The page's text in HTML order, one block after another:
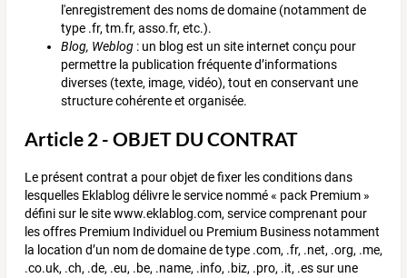
l'enregistrement des noms de domaine (notamment de
type .fr, tm.fr, asso.fr, etc.).
Blog, Weblog: un blog est un site internet conçu pour
permettre la publication fréquente d’informations
diverses (texte, image, vidéo), tout en conservant une
structure cohérente et organisée.
Article 2 - OBJET DU CONTRAT
Le présent contrat a pour objet de fixer les conditions dans
lesquelles Eklablog délivre le service nommé « pack Premium »
défini sur le site www.eklablog.com, service comprenant pour
les offres Premium Individuel ou Premium Business notamment
la location d’un nom de domaine de type .com, .fr, .net, .org, .me,
.co.uk, .ch, .de, .eu, .be, .name, .info, .biz, .pro, .it, .es sur une